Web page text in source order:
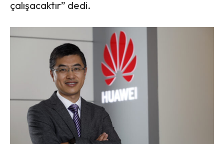
çalışacaktır” dedi.